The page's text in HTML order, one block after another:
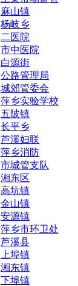
麻山镇
杨岐乡
二医院
市中医院
白源街
公路管理局
城郊管委会
萍乡实验学校
五陂镇
长平乡
芦溪妇联
萍乡消防
市城管支队
湘东区
高坑镇
金山镇
安源镇
萍乡市环卫处
芦溪县
上埠镇
湘东镇
下埠镇